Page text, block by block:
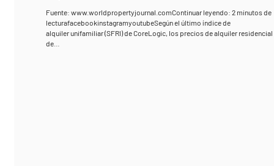
Fuente: www.worldpropertyjournal.comContinuar leyendo: 2 minutos de
lecturafacebookinstagramyoutubeSegún el último índice de
alquiler unifamiliar (SFRI) de CoreLogic, los precios de alquiler residencial
de…